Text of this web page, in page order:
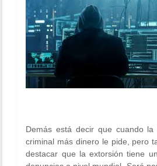
Demás está decir que cuando
criminal más dinero le pide, pero
destacar que la extorsión tiene